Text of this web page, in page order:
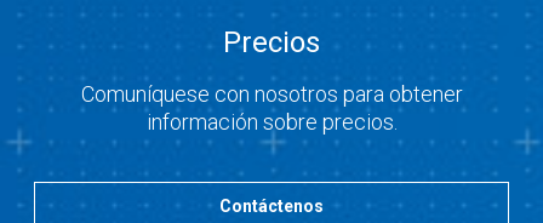
Precios
Comuníquese con nosotros para obtener
información sobre precios.
Contáctenos